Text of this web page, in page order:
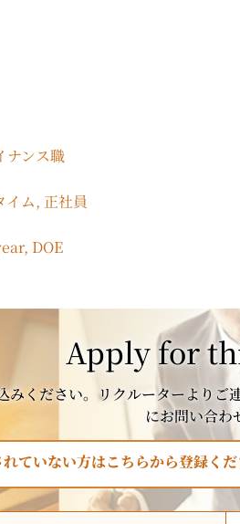
ナンス職
イム 正社員
DOE
Apply for
みください。リクルーターより
にお問い合わ
いない方はこちらから登録くだ